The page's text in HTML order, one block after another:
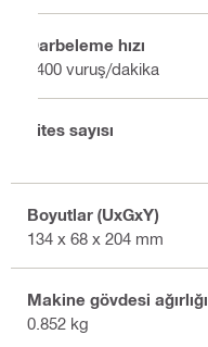
Darbeleme hızı
4400 vuruş/dakika
Vites sayısı
Boyutlar (UxGxY)
134 x 68 x 204 mm
Makine gövdesi ağırlığı
0.852 kg